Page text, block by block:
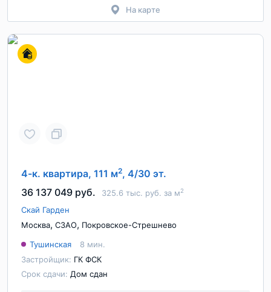
На карте
4-к. квартира, 111 м2, 4/30 эт.
36 137 049 руб.
325.6 тыс. руб. за м2
Скай Гарден
Москва, СЗАО, Покровское-Стрешнево
Тушинская
8 мин.
Застройщик: ГК ФСК
Срок сдачи: Дом сдан